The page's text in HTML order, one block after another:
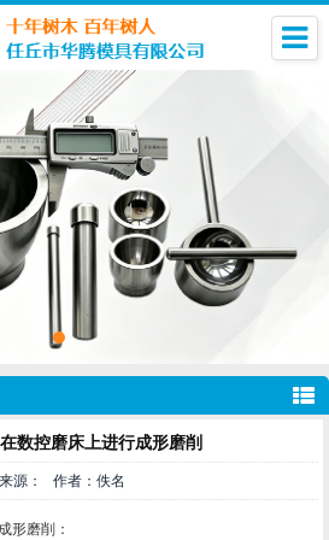
数控磨床上进行成形磨削
来源： 作者：佚名
形磨削：